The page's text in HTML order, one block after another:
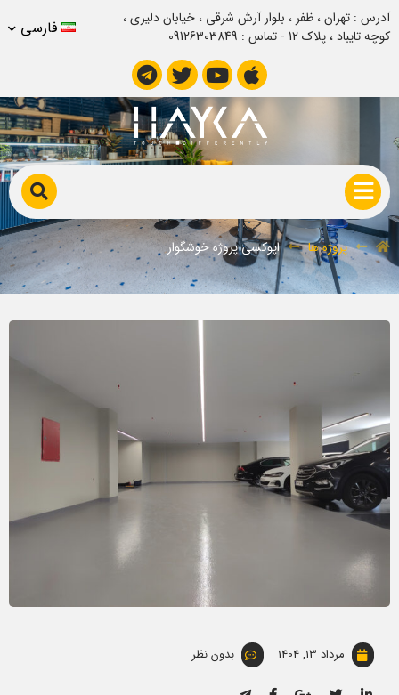
آدرس : تهران ، ظفر ، بلوار آرش شرقی ، خیابان دلیری ،
کوچه تایباد ، پلاک 12 - تماس : 09126303849
فارسی
اپوکسی پروژه خوشگوار
پروژه ها اپوکسی پروژه خوشگوار
مرداد 13, 1404 بدون نظر